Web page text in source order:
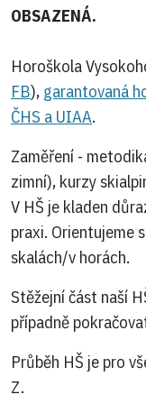
OBSAZENÁ.
Horoškola
FB), garantovaná
ČHS a UIAA.
Zaměření -
zimní), kurzy
V HŠ je kladen
praxi. Orientujeme
skalách/v horách.
Stěžejní část naší
případně
Průběh HŠ je pro
Z.